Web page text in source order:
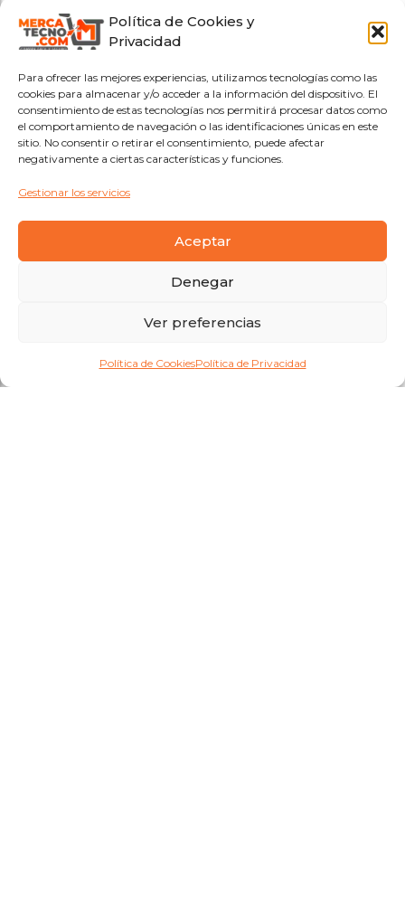
Política de Cookies y
Privacidad
Para ofrecer las mejores experiencias, utilizamos tecnologías como las
cookies para almacenar y/o acceder a la información del dispositivo. El
consentimiento de estas tecnologías nos permitirá procesar datos como
el comportamiento de navegación o las identificaciones únicas en este
sitio. No consentir o retirar el consentimiento, puede afectar
negativamente a ciertas características y funciones.
Gestionar los servicios
Aceptar
Denegar
Ver preferencias
Política de CookiesPolítica de Privacidad